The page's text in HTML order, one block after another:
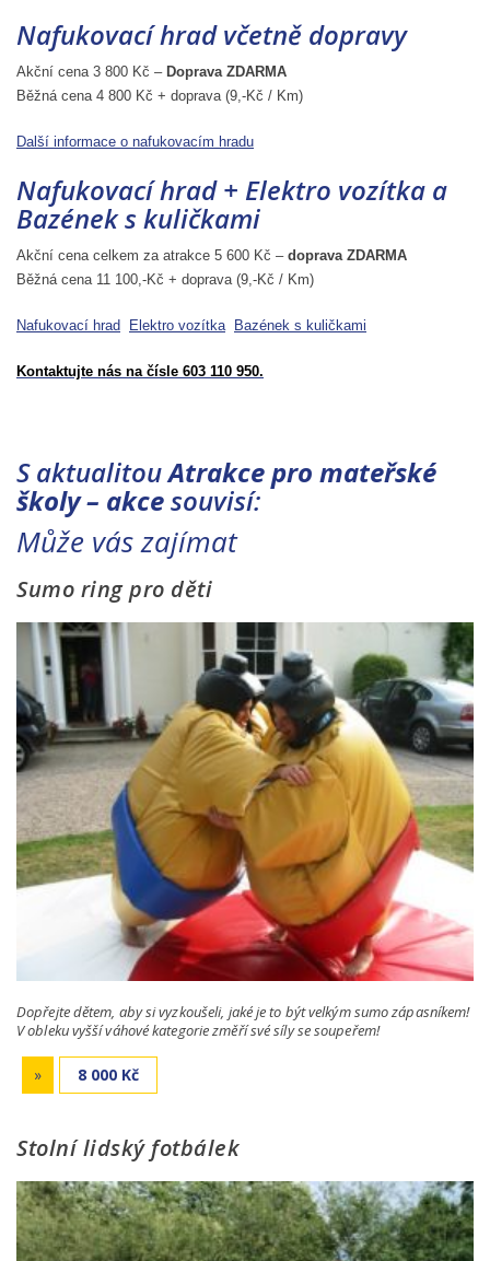
Nafukovací hrad včetně dopravy
Akční cena 3 800 Kč –Doprava ZDARMA
Běžná cena 4 800 Kč + doprava (9,-Kč / Km)
Další informace o nafukovacím hradu
Nafukovací hrad + Elektro vozítka a
Bazének s kuličkami
Akční cena celkem za atrakce 5 600 Kč – doprava ZDARMA
Běžná cena 11 100,-Kč + doprava (9,-Kč / Km)
Nafukovací hrad Elektro vozítka Bazének s kuličkami
Kontaktujte nás na čísle 603 110 950.
S aktualitouAtrakce pro mateřské
školy – akcesouvisí:
Může vás zajímat
Sumo ring pro děti
Dopřejte dětem, aby si vyzkoušeli, jaké je to být velkým sumo zápasníkem!
V obleku vyšší váhové kategorie změří své síly se soupeřem!
» 8 000 Kč
Stolní lidský fotbálek